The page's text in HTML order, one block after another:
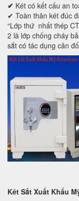
✔ Két có kết cấu an
✔ Toàn thân két đúc
“Lớp thứ nhất thép
2 là lớp chống cháy
sắt có tác dụng cân
Két Sắt Xuất Khẩu